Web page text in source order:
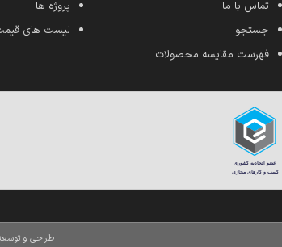
تماس با ما
جستجو
فهرست مقایسه محصولات
پروژه ها
لیست های
طراحی و